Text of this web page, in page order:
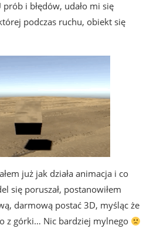
i błędów, udało mi się
podczas ruchu, obiekt się
już jak działa animacja i co
się poruszał, postanowiłem
darmową postać 3D, myśląc że
z górki… Nic bardziej mylnego